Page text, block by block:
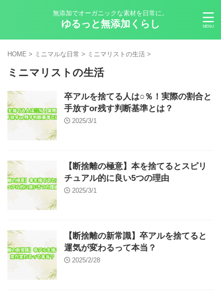
無添加でオーガニックな素材を日常に。
ゆるっと無添加くらし
HOME > ミニマルな日常 > ミニマリストの生活 >
ミニマリストの生活
卒アルを捨てる人は○％！実際の割合と
手放すor残す判断基準とは？
2025/3/1
【断捨離の極意】本を捨てるとスピリ
チュアル的に良い5つの理由
2025/3/1
【断捨離の新常識】卒アルを捨てると
運気が変わるって本当？
2025/2/28